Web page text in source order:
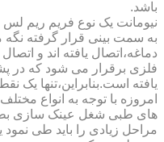
باشد.
نیومانت یک نوع فریم ریم لس
به سمت بینی قرار گرفته نگه
دماغه،اتصال یافته اند و
فلزی برقرار می شود که در
یافته است.بنابراین،تنها
امروزه با توجه به انواع
های طبی شغل عینک سازی
مراحل زیادی را باید طی نمود